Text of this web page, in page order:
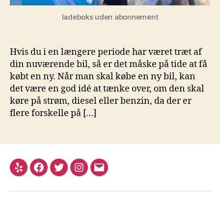
ladeboks uden abonnement
Hvis du i en længere periode har været træt af
din nuværende bil, så er det måske på tide at få
købt en ny. Når man skal købe en ny bil, kan
det være en god idé at tænke over, om den skal
køre på strøm, diesel eller benzin, da der er
flere forskelle på […]
Yelp Facebook
TwitterInstagram
E-